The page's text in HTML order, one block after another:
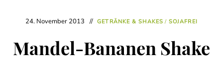
24. November 2013 GETRÄNKE & SHAKES / SOJAFREI
Mandel-Bananen Shake